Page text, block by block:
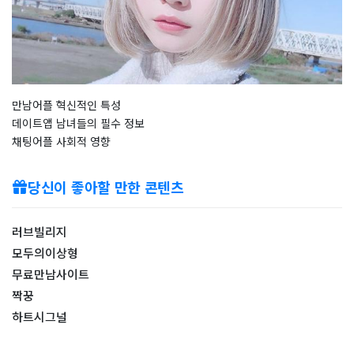
만남어플 혁신적인 특성
데이트앱 남녀들의 필수 정보
채팅어플 사회적 영향
당신이 좋아할 만한 콘텐츠
러브빌리지
모두의이상형
무료만남사이트
짝꿍
하트시그널